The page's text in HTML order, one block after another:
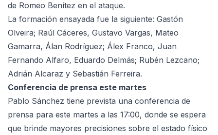
de Romeo Benítez en el ataque.
La formación ensayada fue la siguiente: Gastón
Olveira; Raúl Cáceres, Gustavo Vargas, Mateo
Gamarra, Álan Rodríguez; Álex Franco, Juan
Fernando Alfaro, Eduardo Delmás; Rubén Lezcano;
Adrián Alcaraz y Sebastián Ferreira.
Conferencia de prensa este martes
Pablo Sánchez tiene prevista una conferencia de
prensa para este martes a las 17:00, donde se espera
que brinde mayores precisiones sobre el estado físico